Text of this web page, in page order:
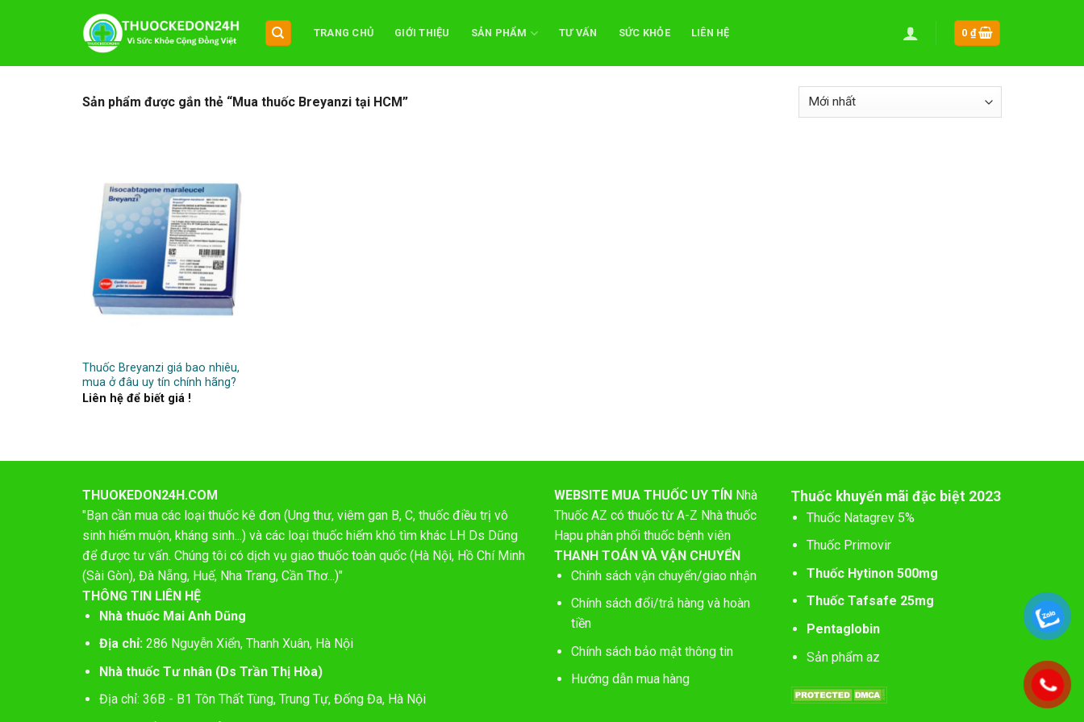
dung
TRANG CHỦ GIỚI THIỆU SẢN PHẨM TƯ VẤN SỨC KHỎE LIÊN HỆ 0 ₫
Sản phẩm được gắn thẻ “Mua thuốc Breyanzi tại HCM”
Thuốc Breyanzi giá bao nhiêu,
mua ở đâu uy tín chính hãng?
Liên hệ để biết giá !
THUOKEDON24H.COM
"Bạn cần mua các loại thuốc kê đơn (Ung thư, viêm gan B, C, thuốc điều trị vô
sinh hiếm muộn, kháng sinh...) và các loại thuốc hiếm khó tìm khác LH Ds Dũng
để được tư vấn. Chúng tôi có dịch vụ giao thuốc toàn quốc (Hà Nội, Hồ Chí Minh
(Sài Gòn), Đà Nẵng, Huế, Nha Trang, Cần Thơ...)"
THÔNG TIN LIÊN HỆ
Nhà thuốc Mai Anh Dũng
Địa chỉ:286 Nguyễn Xiển, Thanh Xuân, Hà Nội
Nhà thuốc Tư nhân (Ds Trần Thị Hòa)
Địa chỉ: 36B - B1 Tôn Thất Tùng, Trung Tự, Đống Đa, Hà Nội
WEBSITE MUA THUỐC UY TÍN Nhà
Thuốc AZ có thuốc từ A-Z Nhà thuốc
Hapu phân phối thuốc bệnh viên
THANH TOÁN VÀ VẬN CHUYỂN
Chính sách vận chuyển/giao nhận
Chính sách đổi/trả hàng và hoàn
tiền
Chính sách bảo mật thông tin
Hướng dẫn mua hàng
Thuốc khuyến mãi đặc biệt 2023
Thuốc Natagrev 5%
Thuốc Primovir
Thuốc Hytinon 500mg
Thuốc Tafsafe 25mg
Pentaglobin
Sản phẩm az